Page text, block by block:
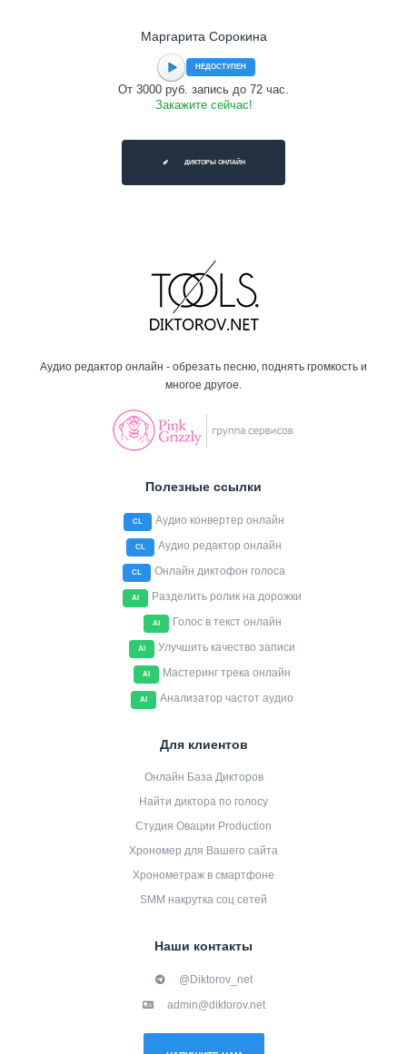
Маргарита Сорокина
НЕДОСТУПЕН
От 3000 руб. запись до 72 час.
Закажите сейчас!
ДИКТОРЫ ОНЛАЙН
Аудио редактор онлайн - обрезать песню, поднять громкость и
многое другое.
Полезные ссылки
CL Аудио конвертер онлайн
CL Аудио редактор онлайн
CL Онлайн диктофон голоса
AI Разделить ролик на дорожки
AI Голос в текст онлайн
AI Улучшить качество записи
AI Мастеринг трека онлайн
AI Анализатор частот аудио
Для клиентов
Онлайн База Дикторов
Найти диктора по голосу
Студия Овации Production
Хрономер для Вашего сайта
Хронометраж в смартфоне
SMM накрутка соц сетей
Наши контакты
@Diktorov_net
admin@diktorov.net